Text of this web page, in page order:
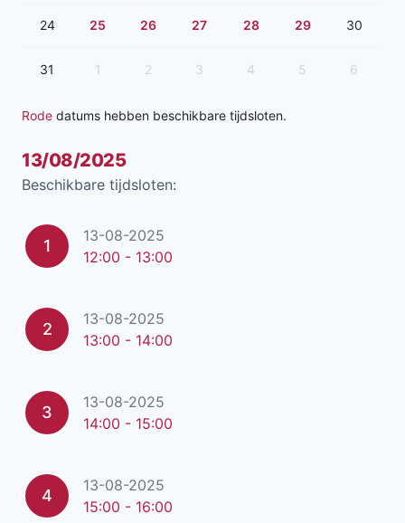
24 25 26 27 28 29 30
31 1 2 3 4 5 6
Rode datums hebben beschikbare tijdsloten.
13/08/2025
Beschikbare tijdsloten:
1
13-08-2025
12:00 - 13:00
2
13-08-2025
13:00 - 14:00
3
13-08-2025
14:00 - 15:00
4
13-08-2025
15:00 - 16:00